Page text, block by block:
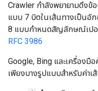
Crawler กําลังพยายามดึงข้
แบบ 7 บิตในเส้นทางเป็นอัก
8 แบบกำหนดสัญลักษณ์เปอ
RFC 3986
Google, Bing และเครื่องมื
เพียงบางรูปแบบสําหรับค่าเ